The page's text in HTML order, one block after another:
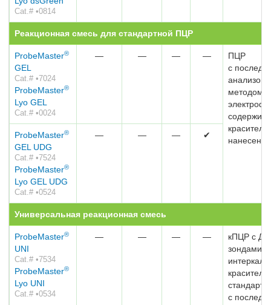
Cat.# •0814
Реакционная смесь для стандартной ПЦР
ProbeMaster®
GEL
Cat.# •7024
ProbeMaster®
Lyo GEL
Cat.# •0024
— — — —
ПЦР
с
анализом
методом
содержит
краситель
ProbeMaster®
GEL UDG
Cat.# •7524
ProbeMaster®
Lyo GEL UDG
Cat.# •0524
— — — ✔
Универсальная реакционная смесь
ProbeMaster®
UNI
Cat.# •7534
ProbeMaster®
Lyo UNI
Cat.# •0534
— — — —
кПЦР с
зондами/
с